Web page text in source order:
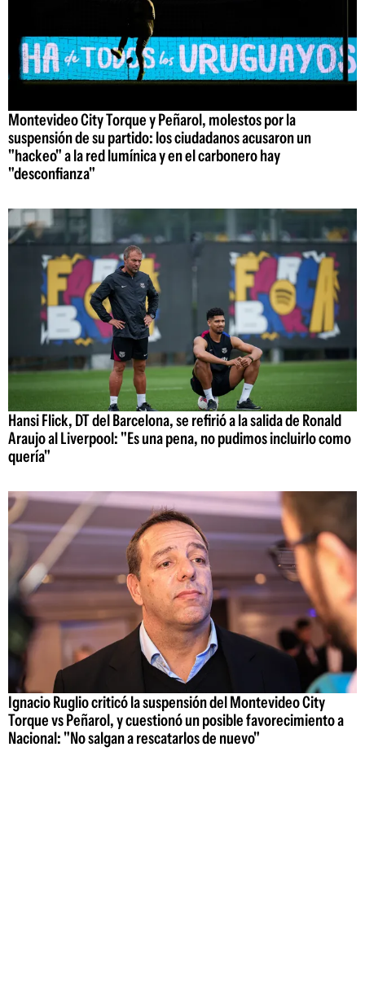
Montevideo City Torque y Peñarol, molestos por la
suspensión de su partido: los ciudadanos acusaron un
"hackeo" a la red lumínica y en el carbonero hay
"desconfianza"
Hansi Flick, DT del Barcelona, se refirió a la salida de Ronald
Araujo al Liverpool: "Es una pena, no pudimos incluirlo como
quería"
Ignacio Ruglio criticó la suspensión del Montevideo City
Torque vs Peñarol, y cuestionó un posible favorecimiento a
Nacional: "No salgan a rescatarlos de nuevo"